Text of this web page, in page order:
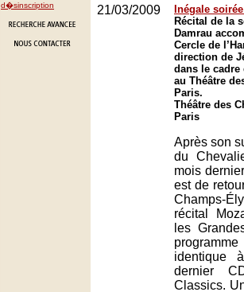
d�sinscription 21/03/2009
Inégale
Récital de la
Damrau
Cercle de
direction de
dans le cadre
au Théâtre
Paris.
Théâtre des
Paris
Après son
du
mois
est de
Champs-
récital
les
identique
dernier
Classics.